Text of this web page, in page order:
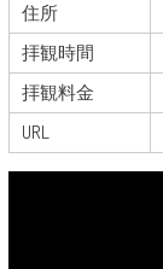
住所
拝観時間
拝観料金
URL